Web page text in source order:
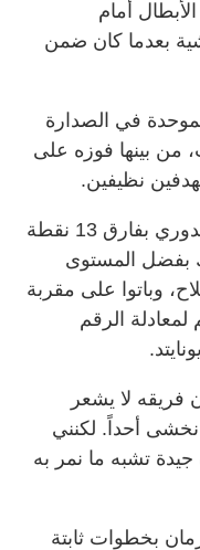
أمام
بعدما كان ضمن
في الصدارة
من بينها فوزه على
نظيفين.
كما يهيمن الـ«ريدز» على صدارة الدوري بفارق 13 نقطة
بفضل المستوى
وباتوا على مقربة
في تاريخهم لمعادلة الرقم
فريقه لا يشعر
أحداً. لكنني
تشبه ما نمر به
بخطوات ثابتة